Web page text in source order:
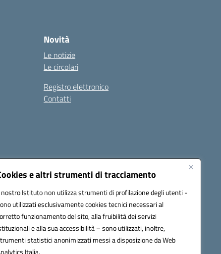
e altri strumenti di tracciamento
nostro Istituto non utilizza strumenti di profilazione degli utenti -
utilizzati esclusivamente cookies tecnici necessari al
funzionamento del sito, alla fruibilità dei servizi
e alla sua accessibilità – sono utilizzati, inoltre,
statistici anonimizzati messi a disposizione da Web
Italia.
Novità
Le notizie
Le circolari
Registro elettronico
Contatti